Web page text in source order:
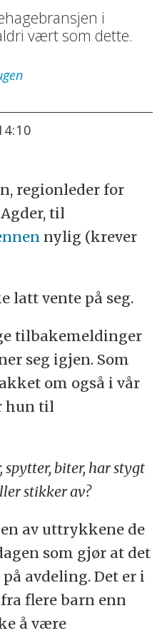
i
vært som dette.
regionleder for
til
nylig (krever
latt vente på seg.
tilbakemeldinger
seg igjen. Som
om også i vår
hun til
spytter, biter, har stygt
stikker av?
av uttrykkene de
som gjør at det
avdeling. Det er i
flere barn enn
å være